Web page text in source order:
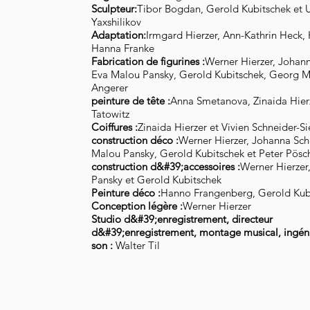
Sculpteur:Tibor Bogdan, Gerold Kubitschek et
Yaxshilikov
Adaptation:Irmgard Hierzer, Ann-Kathrin Heck,
Hanna Franke
Fabrication de figurines :Werner Hierzer,
Eva Malou Pansky, Gerold Kubitschek, Georg
Angerer
peinture de tête :Anna Smetanova, Zinaida
Tatowitz
Coiffures :Zinaida Hierzer et Vivien Schneider-
construction déco :Werner Hierzer, Johanna
Malou Pansky, Gerold Kubitschek et Peter
construction d&#39;accessoires :Werner
Pansky et Gerold Kubitschek
Peinture déco :Hanno Frangenberg, Gerold
Conception légère :Werner Hierzer
Studio d&#39;enregistrement, directeur
d&#39;enregistrement, montage musical,
son : Walter Til